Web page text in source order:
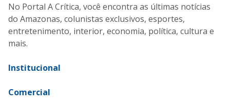
No Portal A Crítica, você encontra as últimas notícias
do Amazonas, colunistas exclusivos, esportes,
entretenimento, interior, economia, política, cultura e
mais.
Institucional
Comercial